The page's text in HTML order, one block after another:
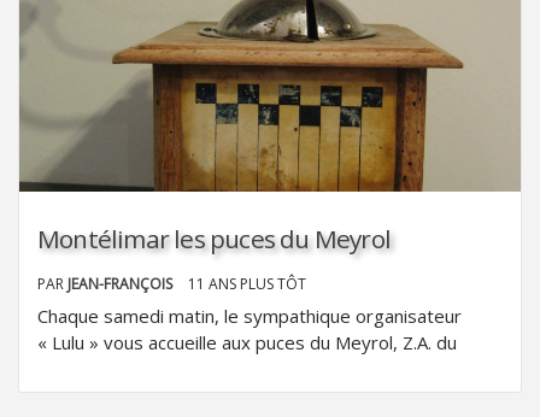
Montélimar les puces du Meyrol
PAR JEAN-FRANÇOIS 11 ANS PLUS TÔT
Chaque samedi matin, le sympathique organisateur
« Lulu » vous accueille aux puces du Meyrol, Z.A. du